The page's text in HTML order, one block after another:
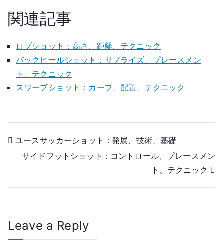
関連記事
ロブショット：高さ、距離、テクニック
バックヒールショット：サプライズ、プレースメン
ト、テクニック
スワーブショット：カーブ、配置、テクニック
Post
navigation
ユースサッカーショット：発展、技術、基礎
サイドフットショット：コントロール、プレースメン
ト、テクニック
Leave a Reply